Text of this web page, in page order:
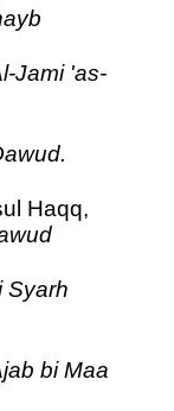
Jami 'as-
Haqq,
Syarh
bi Maa